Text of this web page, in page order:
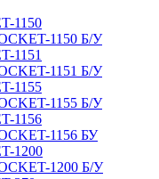
1150
1150 Б/У
1151
1151 Б/У
1155
1155 Б/У
1156
1156 БУ
1200
1200 Б/У